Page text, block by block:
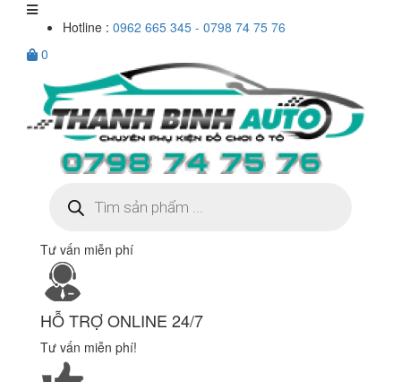
Hotline : 0962 665 345 - 0798 74 75 76
0
kiếm
sản
Tư vấn miễn phí
HỖ TRỢ ONLINE 24/7
Tư vấn miễn phí!